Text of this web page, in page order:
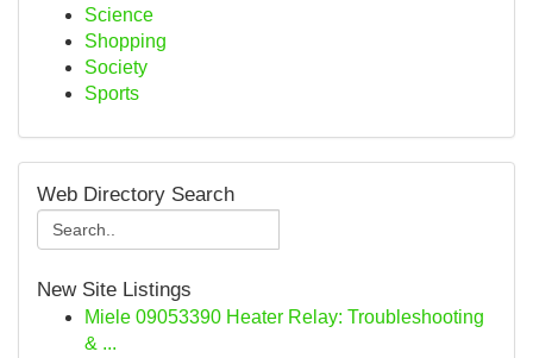
Science
Shopping
Society
Sports
Web Directory Search
New Site Listings
Miele 09053390 Heater Relay: Troubleshooting
& ...